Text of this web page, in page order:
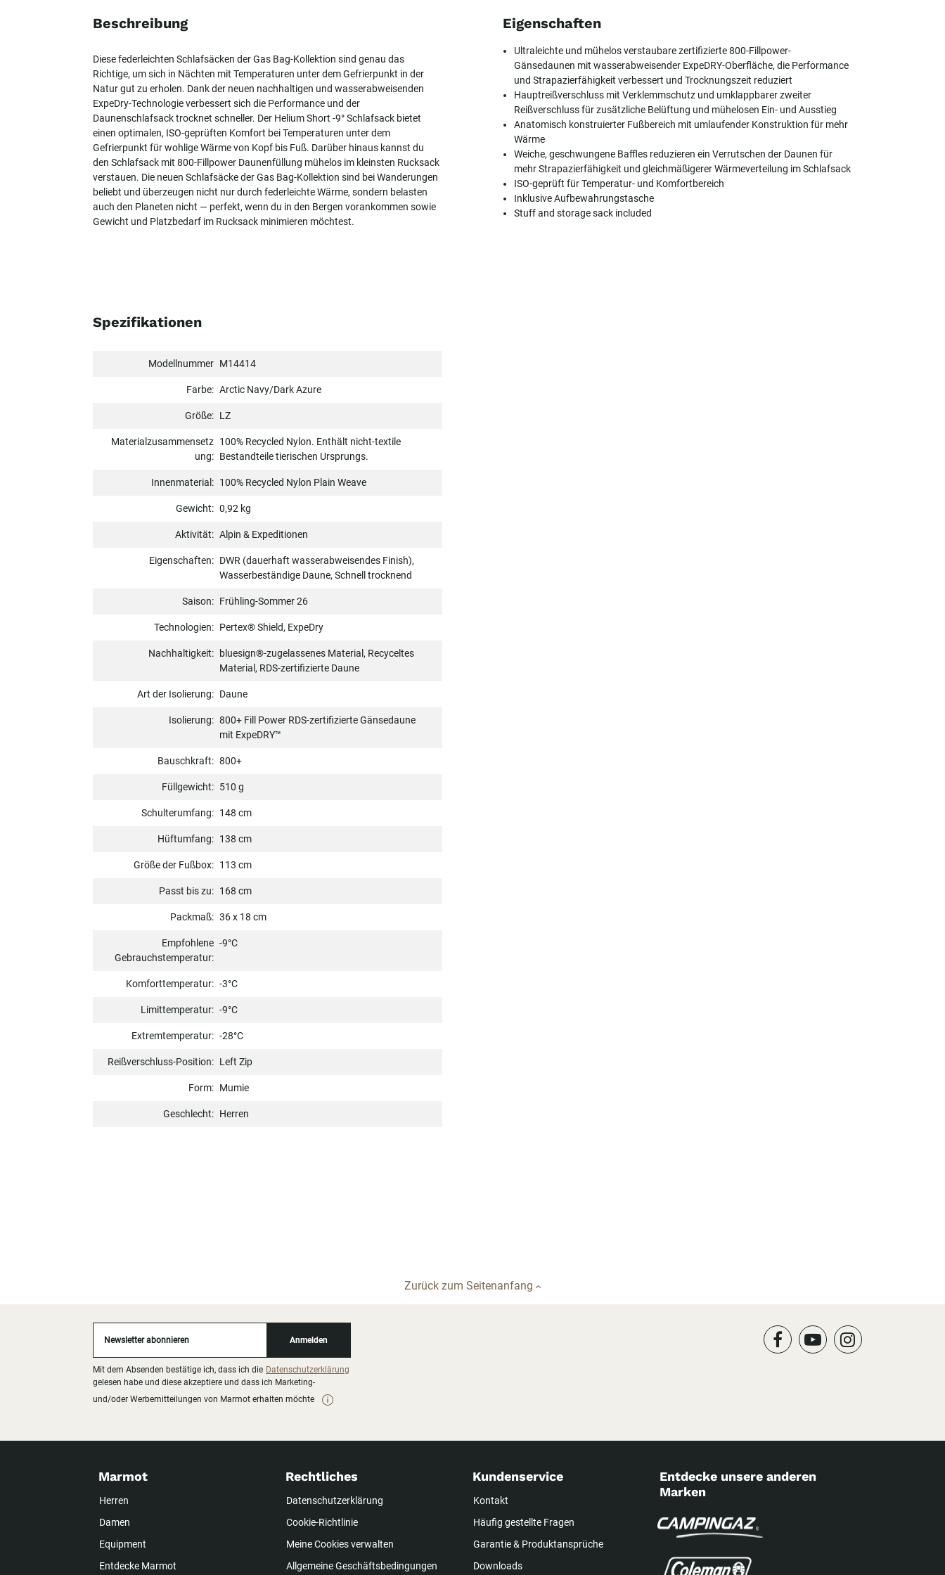
Beschreibung
Diese federleichten Schlafsäcken der Gas Bag-Kollektion sind genau das
Richtige, um sich in Nächten mit Temperaturen unter dem Gefrierpunkt in der
Natur gut zu erholen. Dank der neuen nachhaltigen und wasserabweisenden
ExpeDry-Technologie verbessert sich die Performance und der
Daunenschlafsack trocknet schneller. Der Helium Short -9° Schlafsack bietet
einen optimalen, ISO-geprüften Komfort bei Temperaturen unter dem
Gefrierpunkt für wohlige Wärme von Kopf bis Fuß. Darüber hinaus kannst du
den Schlafsack mit 800-Fillpower Daunenfüllung mühelos im kleinsten Rucksack
verstauen. Die neuen Schlafsäcke der Gas Bag-Kollektion sind bei Wanderungen
beliebt und überzeugen nicht nur durch federleichte Wärme, sondern belasten
auch den Planeten nicht — perfekt, wenn du in den Bergen vorankommen sowie
Gewicht und Platzbedarf im Rucksack minimieren möchtest.
Eigenschaften
Ultraleichte und mühelos verstaubare zertifizierte 800-Fillpower-
Gänsedaunen mit wasserabweisender ExpeDRY-Oberfläche, die Performance
und Strapazierfähigkeit verbessert und Trocknungszeit reduziert
Hauptreißverschluss mit Verklemmschutz und umklappbarer zweiter
Reißverschluss für zusätzliche Belüftung und mühelosen Ein- und Ausstieg
Anatomisch konstruierter Fußbereich mit umlaufender Konstruktion für mehr
Wärme
Weiche, geschwungene Baffles reduzieren ein Verrutschen der Daunen für
mehr Strapazierfähigkeit und gleichmäßigerer Wärmeverteilung im Schlafsack
ISO-geprüft für Temperatur- und Komfortbereich
Inklusive Aufbewahrungstasche
Stuff and storage sack included
Spezifikationen
Modellnummer M14414
Farbe: Arctic Navy/Dark Azure
Größe: LZ
Materialzusammensetz
ung:
100% Recycled Nylon. Enthält nicht-textile
Bestandteile tierischen Ursprungs.
Innenmaterial: 100% Recycled Nylon Plain Weave
Gewicht: 0,92 kg
Aktivität: Alpin & Expeditionen
Eigenschaften: DWR (dauerhaft wasserabweisendes Finish),
Wasserbeständige Daune, Schnell trocknend
Saison: Frühling-Sommer 26
Technologien: Pertex® Shield, ExpeDry
Nachhaltigkeit:
bluesign®-zugelassenes Material, Recyceltes
Material, RDS-zertifizierte Daune
Art der Isolierung: Daune
Isolierung: 800+ Fill Power RDS-zertifizierte Gänsedaune
mit ExpeDRY™
Bauschkraft: 800+
Füllgewicht: 510 g
Schulterumfang: 148 cm
Hüftumfang: 138 cm
Größe der Fußbox: 113 cm
Passt bis zu: 168 cm
Packmaß: 36 x 18 cm
Empfohlene
Gebrauchstemperatur:
-9°C
Komforttemperatur: -3°C
Limittemperatur: -9°C
Extremtemperatur: -28°C
Reißverschluss-Position: Left Zip
Form: Mumie
Geschlecht: Herren
Zurück zum Seitenanfang
Newsletter abonnieren Anmelden
Mit dem Absenden bestätige ich, dass ich die Datenschutzerklärung
gelesen habe und diese akzeptiere und dass ich Marketing-
und/oder Werbemitteilungen von Marmot erhalten möchte
Marmot
Herren
Damen
Equipment
Entdecke Marmot
Rechtliches
Datenschutzerklärung
Cookie-Richtlinie
Meine Cookies verwalten
Allgemeine Geschäftsbedingungen
Kundenservice
Kontakt
Häufig gestellte Fragen
Garantie & Produktansprüche
Downloads
Entdecke unsere anderen
Marken